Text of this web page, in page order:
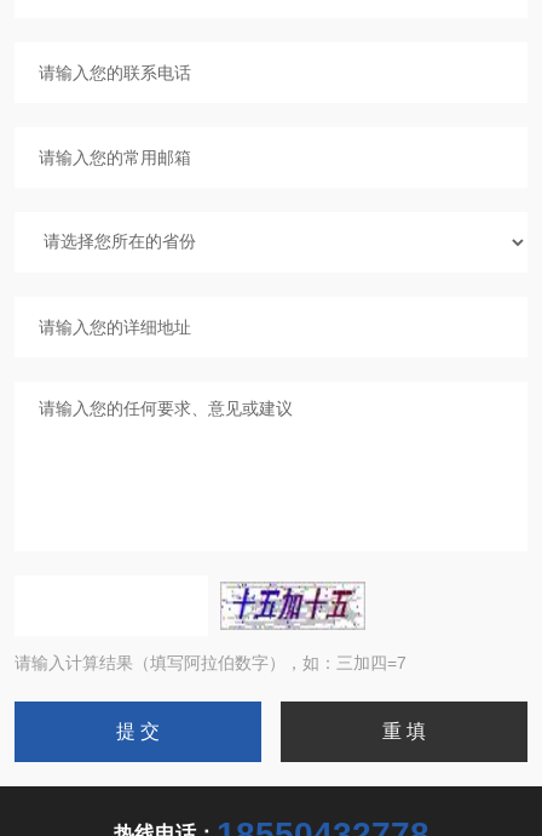
请输入计算结果（填写阿拉伯数字），如：三加四=7